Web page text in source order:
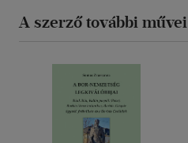
A szerző további művei